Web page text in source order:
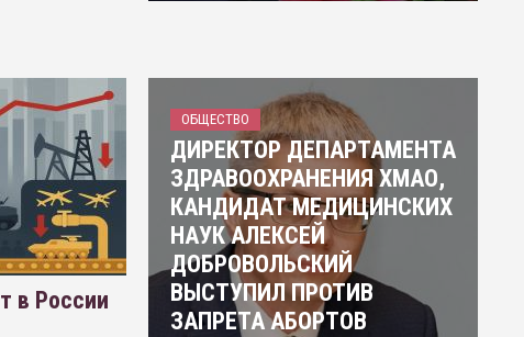
в России
ОБЩЕСТВО
ДИРЕКТОР ДЕПАРТАМЕНТА
ЗДРАВООХРАНЕНИЯ ХМАО,
КАНДИДАТ МЕДИЦИНСКИХ
НАУК АЛЕКСЕЙ
ДОБРОВОЛЬСКИЙ
ВЫСТУПИЛ ПРОТИВ
ЗАПРЕТА АБОРТОВ